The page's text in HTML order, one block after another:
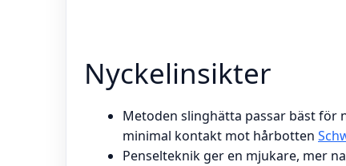
Nyckelinsikter
Metoden slinghätta passar bäst för
minimal kontakt mot hårbotten
Penselteknik ger en mjukare, mer